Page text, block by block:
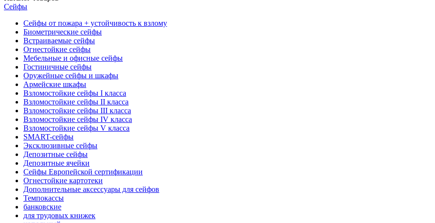
Сейфы
Сейфы от пожара + устойчивость к взлому
Биометрические сейфы
Встраиваемые сейфы
Огнестойкие сейфы
Мебельные и офисные сейфы
Гостиничные сейфы
Оружейные сейфы и шкафы
Армейские шкафы
Взломостойкие сейфы I класса
Взломостойкие сейфы II класса
Взломостойкие сейфы III класса
Взломостойкие сейфы IV класса
Взломостойкие сейфы V класса
SMART-сейфы
Эксклюзивные сейфы
Депозитные сейфы
Депозитные ячейки
Сейфы Европейской сертификации
Огнестойкие картотеки
Дополнительные аксессуары для сейфов
Темпокассы
банковские
для трудовых книжек